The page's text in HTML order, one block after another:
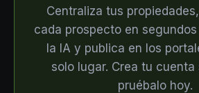
Centraliza tus
cada prospecto en
la IA y publica en los
solo lugar. Crea tu
pruébalo hoy.